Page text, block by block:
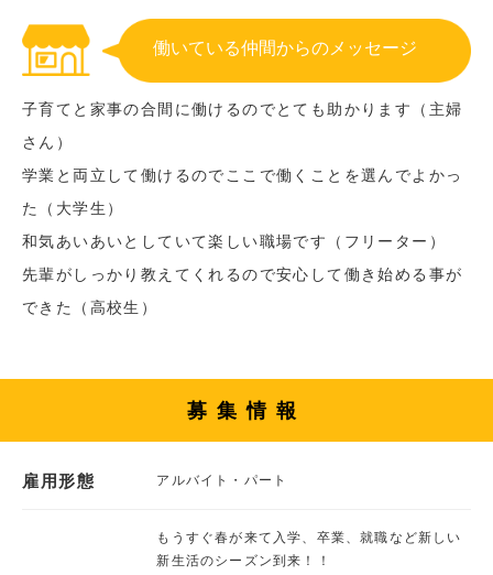
働いている仲間からのメッセージ
子育てと家事の合間に働けるのでとても助かります（主婦
さん）
学業と両立して働けるのでここで働くことを選んでよかっ
た（大学生）
和気あいあいとしていて楽しい職場です（フリーター）
先輩がしっかり教えてくれるので安心して働き始める事が
できた（高校生）
募集情報
雇用形態 アルバイト・パート
もうすぐ春が来て入学、卒業、就職など新しい
新生活のシーズン到来！！